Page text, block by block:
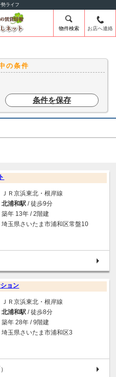
ライフ
物件検索 お店へ連絡
の条件
条件を保存
ＪＲ京浜東北・根岸線
北浦和駅 / 徒歩9分
築年 13年 / 2階建
埼玉県さいたま市浦和区常盤10
ョン
ＪＲ京浜東北・根岸線
北浦和駅 / 徒歩8分
築年 28年 / 9階建
埼玉県さいたま市浦和区3
）